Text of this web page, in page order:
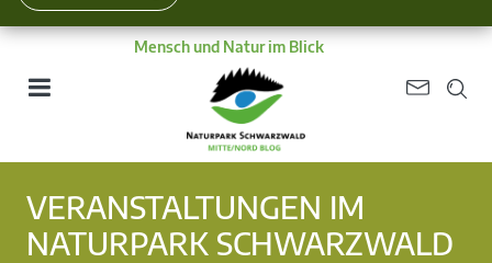
Mensch und Natur im Blick
VERANSTALTUNGEN IM
NATURPARK SCHWARZWALD